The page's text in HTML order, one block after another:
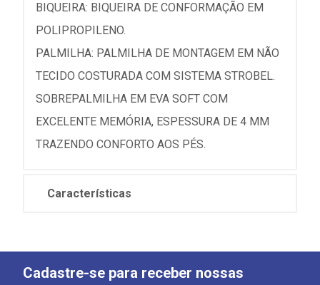
BIQUEIRA: BIQUEIRA DE CONFORMAÇÃO EM
POLIPROPILENO.
PALMILHA: PALMILHA DE MONTAGEM EM NÃO
TECIDO COSTURADA COM SISTEMA STROBEL.
SOBREPALMILHA EM EVA SOFT COM
EXCELENTE MEMÓRIA, ESPESSURA DE 4 MM
TRAZENDO CONFORTO AOS PÉS.
Características
Cadastre-se para receber nossas